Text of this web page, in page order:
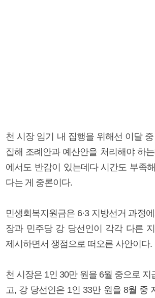
천 시장 임기 내 집행을 위해선 이달
집해 조례안과 예산안을 처리해야 하
에서도 반감이 있는데다 시간도 부족
다는 게 중론이다.
민생회복지원금은 6·3 지방선거 과정
장과 민주당 강 당선인이 각각 다른
제시하면서 쟁점으로 떠오른 사안이다.
천 시장은 1인 30만 원을 6월 중으로 지
고, 강 당선인은 1인 33만 원을 8월 중